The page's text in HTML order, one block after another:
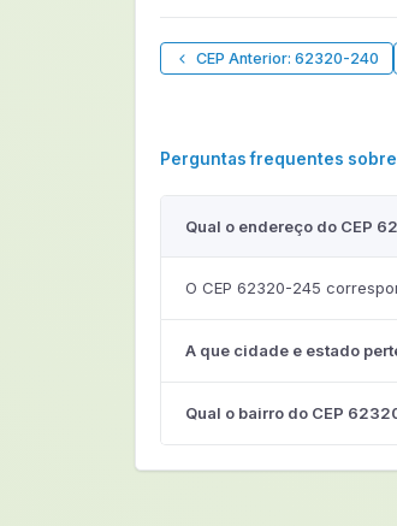
CEP Anterior: 62320-240
Perguntas frequentes
Qual o endereço do CEP
O CEP 62320-245
A que cidade e estado
Qual o bairro do CEP